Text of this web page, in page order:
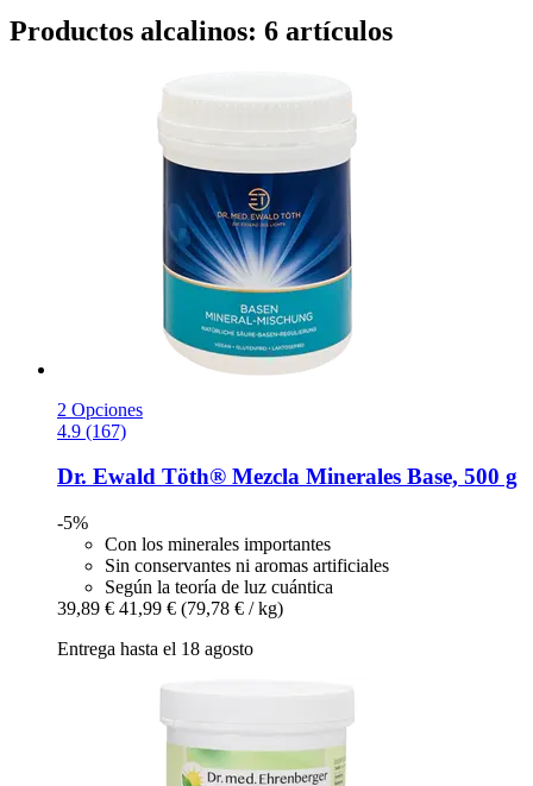
Productos alcalinos: 6 artículos
2 Opciones
4.9 (167)
Dr. Ewald Töth® Mezcla Minerales Base, 500 g
-5%
Con los minerales importantes
Sin conservantes ni aromas artificiales
Según la teoría de luz cuántica
39,89 € 41,99 € (79,78 € / kg)
Entrega hasta el 18 agosto